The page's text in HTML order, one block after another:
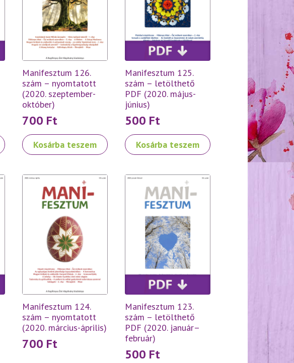
Manifesztum 126.
szám – nyomtatott
(2020. szeptember-
október)
700 Ft
Kosárba teszem
Manifesztum 125.
szám – letölthető
PDF (2020. május-
június)
500 Ft
Kosárba teszem
Manifesztum 124.
szám – nyomtatott
(2020. március-április)
700 Ft
Manifesztum 123.
szám – letölthető
PDF (2020. január–
február)
500 Ft